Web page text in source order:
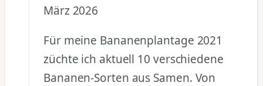
März 2026
Für meine Bananenplantage 2021
züchte ich aktuell 10 verschiedene
Bananen-Sorten aus Samen. Von